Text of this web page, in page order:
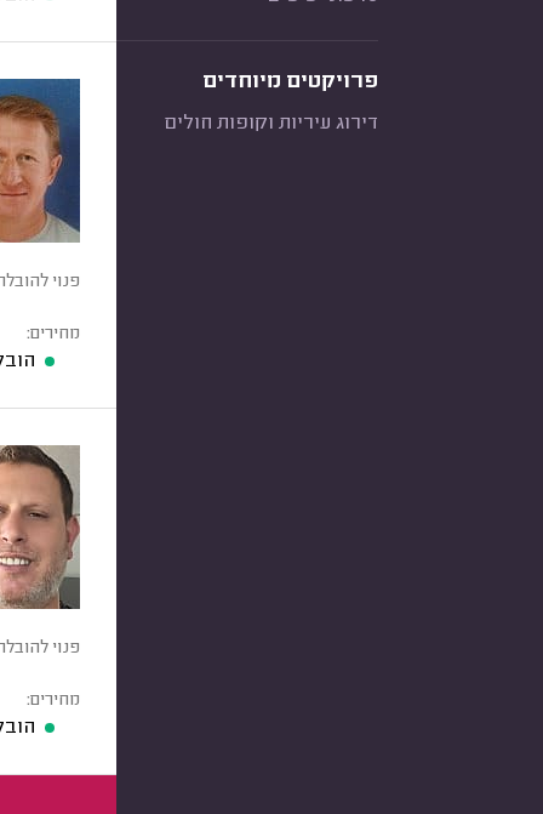
פרויקטים מיוחדים
דירוג עיריות וקופות חולים
פנוי
מחירים:
פנוי
מחירים: